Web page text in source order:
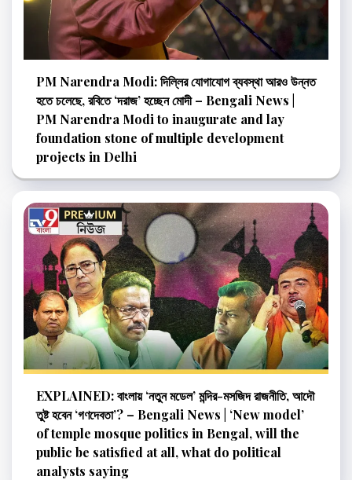
PM Narendra Modi: দিল্লির যোগাযোগ ব্যবস্থা আরও উন্নত
হতে চলেছে, রবিতে ‘দরাজ’ হচ্ছেন মোদী – Bengali News |
PM Narendra Modi to inaugurate and lay
foundation stone of multiple development
projects in Delhi
EXPLAINED: বাংলায় ‘নতুন মডেল’ মন্দির-মসজিদ রাজনীতি, আদৌ
তুষ্ট হবেন ‘গণদেবতা’? – Bengali News | ‘New model’
of temple mosque politics in Bengal, will the
public be satisfied at all, what do political
analysts saying